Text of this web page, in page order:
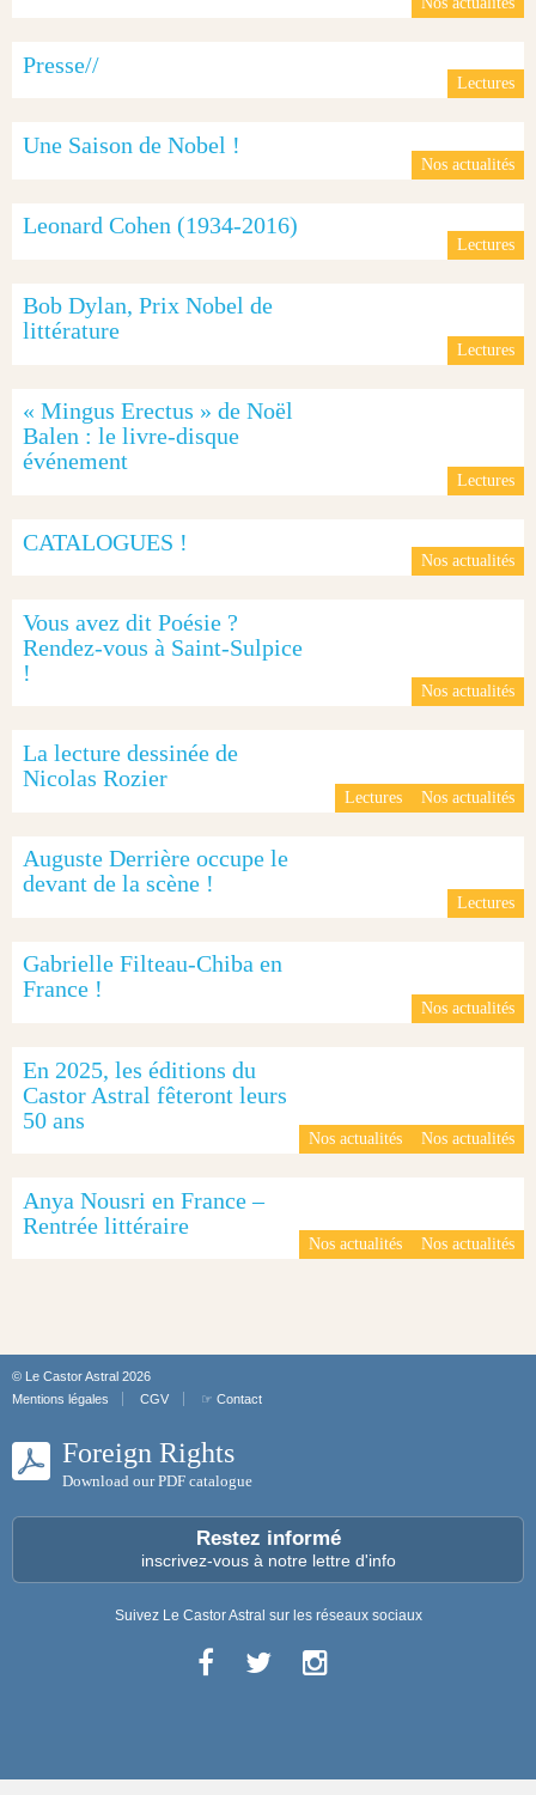
Lectures
Presse//
Nos actualités
Une Saison de Nobel !
Lectures
Leonard Cohen (1934-2016)
Lectures
Bob Dylan, Prix Nobel de
littérature
Lectures
« Mingus Erectus » de Noël
Balen : le livre-disque
événement
Nos actualités
CATALOGUES !
Nos actualités
Vous avez dit Poésie ?
Rendez-vous à Saint-Sulpice
!
Lectures Nos actualités
La lecture dessinée de
Nicolas Rozier
Lectures
Auguste Derrière occupe le
devant de la scène !
Nos actualités
Gabrielle Filteau-Chiba en
France !
Nos actualités Nos actualités
En 2025, les éditions du
Castor Astral fêteront leurs
50 ans
Nos actualités Nos actualités
Anya Nousri en France –
Rentrée littéraire
© Le Castor Astral 2026
Mentions légales
CGV ☞ Contact
Foreign Rights
Download our PDF catalogue
Restez informé
inscrivez-vous à notre lettre d'info
Suivez Le Castor Astral sur les réseaux sociaux